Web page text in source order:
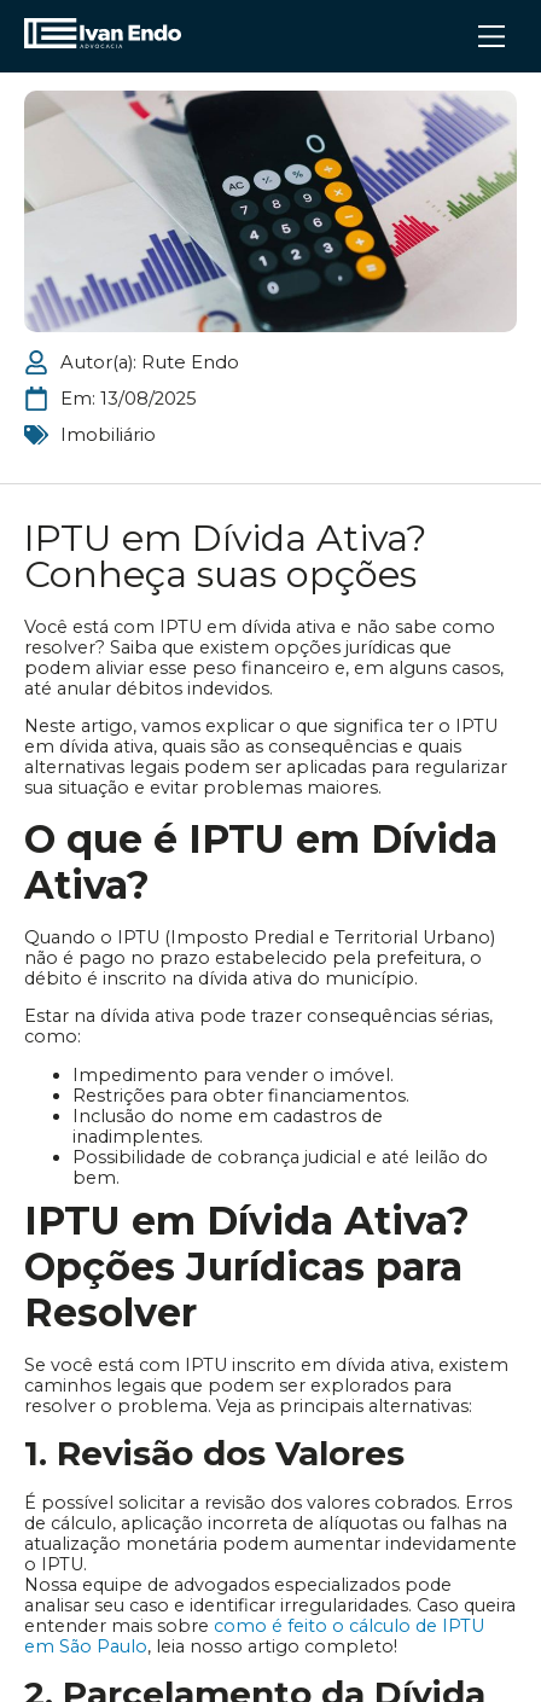
Autor(a): Rute Endo
Em: 13/08/2025
Imobiliário
IPTU em Dívida Ativa?
Conheça suas opções
Você está com IPTU em dívida ativa e não sabe como
resolver? Saiba que existem opções jurídicas que
podem aliviar esse peso financeiro e, em alguns casos,
até anular débitos indevidos.
Neste artigo, vamos explicar o que significa ter o IPTU
em dívida ativa, quais são as consequências e quais
alternativas legais podem ser aplicadas para regularizar
sua situação e evitar problemas maiores.
O que é IPTU em Dívida
Ativa?
Quando o IPTU (Imposto Predial e Territorial Urbano)
não é pago no prazo estabelecido pela prefeitura, o
débito é inscrito na dívida ativa do município.
Estar na dívida ativa pode trazer consequências sérias,
como:
Impedimento para vender o imóvel.
Restrições para obter financiamentos.
Inclusão do nome em cadastros de
inadimplentes.
Possibilidade de cobrança judicial e até leilão do
bem.
IPTU em Dívida Ativa?
Opções Jurídicas para
Resolver
Se você está com IPTU inscrito em dívida ativa, existem
caminhos legais que podem ser explorados para
resolver o problema. Veja as principais alternativas:
1. Revisão dos Valores
É possível solicitar a revisão dos valores cobrados. Erros
de cálculo, aplicação incorreta de alíquotas ou falhas na
atualização monetária podem aumentar indevidamente
o IPTU.
Nossa equipe de advogados especializados pode
analisar seu caso e identificar irregularidades. Caso queira
entender mais sobre como é feito o cálculo de IPTU
em São Paulo, leia nosso artigo completo!